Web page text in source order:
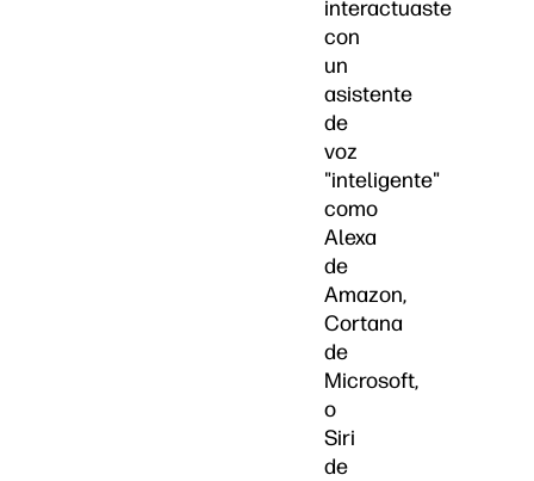
interactuaste
con
un
asistente
de
voz
"inteligente"
como
Alexa
de
Amazon,
Cortana
de
Microsoft,
o
Siri
de